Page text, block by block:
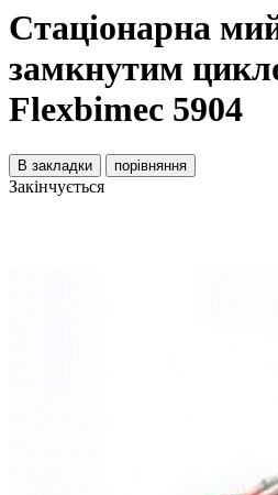
Стаціонарна
замкнутим
Flexbimec 5904
В закладки порівняння
Закінчується